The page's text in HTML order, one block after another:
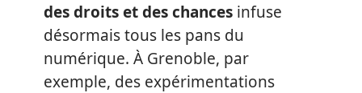
des droits et des chances infuse
désormais tous les pans du
numérique. À Grenoble, par
exemple, des expérimentations